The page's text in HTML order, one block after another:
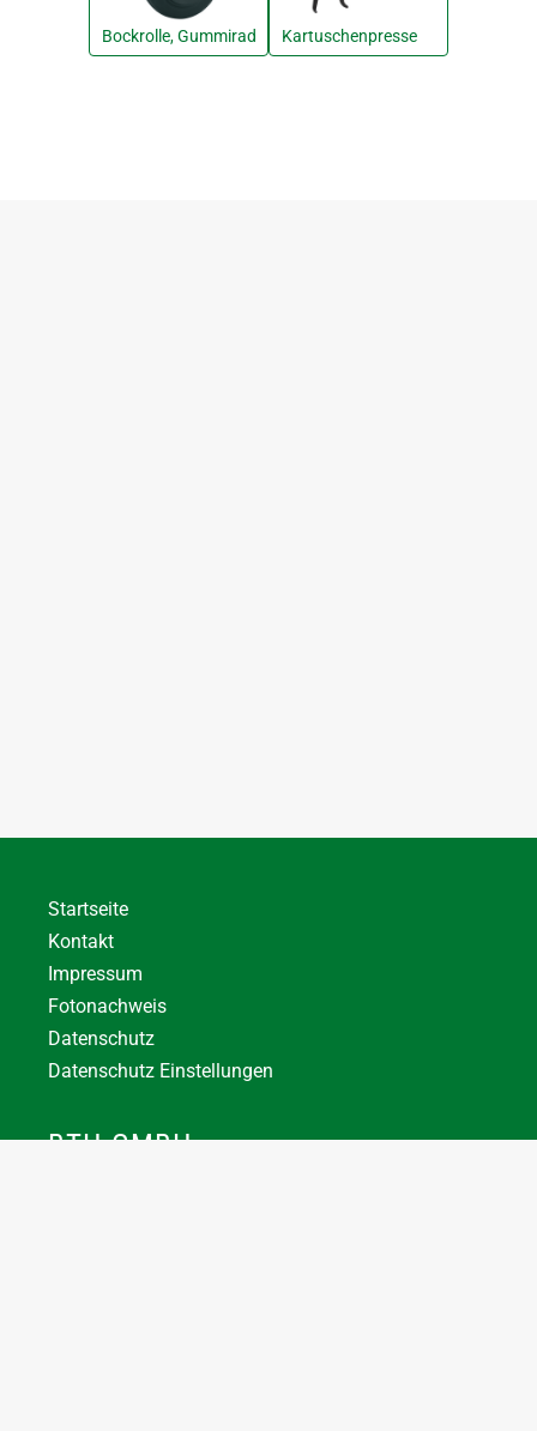
Bockrolle, Gummirad Kartuschenpresse
Startseite
Kontakt
Impressum
Fotonachweis
Datenschutz
Datenschutz Einstellungen
BTH GMBH